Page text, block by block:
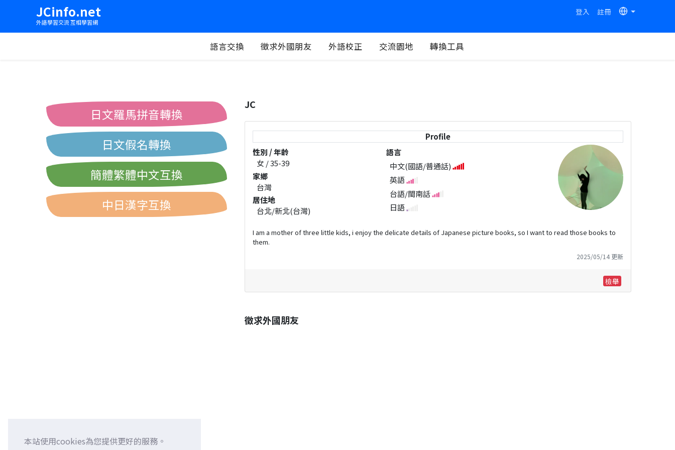
本站使用cookies為您提供更好的服務。
JCinfo.net
外語學習交流 互相學習網
登入 註冊
語言交換 徵求外國朋友 外語校正 交流園地 轉換工具
JC
Profile
性別 / 年齡
女 / 35-39
家鄉
台灣
居住地
台北/新北(台灣)
語言
中文(國語/普通話)
英語
台語/閩南話
日語
I am a mother of three little kids, i enjoy the delicate details of Japanese picture books, so I want to read those books to
them.
2025/05/14 更新
檢舉
徵求外國朋友
日文羅馬拼音轉換
日文假名轉換
簡體繁體中文互換
中日漢字互換